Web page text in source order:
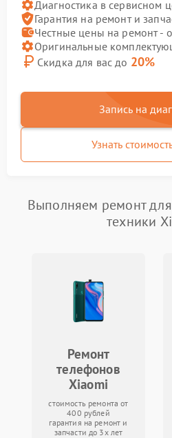
Диагностика в сервисном
Гарантия на ремонт и
Честные цены на ремонт -
Оригинальные
Скидка для вас до 20%
Запись на
Узнать
Выполняем ремонт
техники
Ремонт
телефонов
Xiaomi
стоимость ремонта от
400 рублей
гарантия на ремонт и
запчасти до 3х лет